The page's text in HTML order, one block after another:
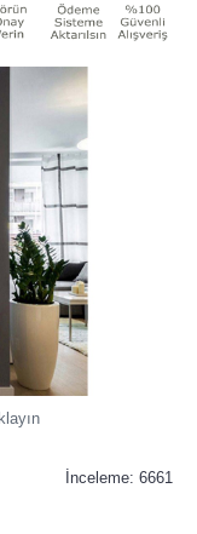
İnceleme: 6661